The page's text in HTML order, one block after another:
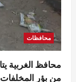
محافظات
من بؤر المخلفات